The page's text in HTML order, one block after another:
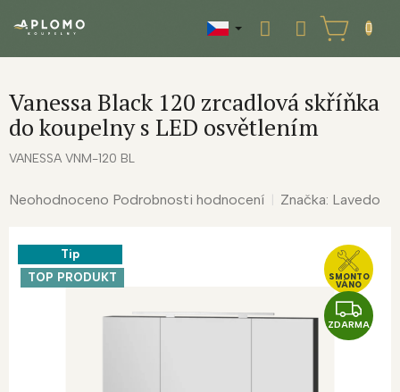
NÁKUPNÍ
KOŠÍK
Vanessa Black 120 zrcadlová skříňka
do koupelny s LED osvětlením
VANESSA VNM-120 BL
Průměrné
0,0
Neohodnoceno Podrobnosti hodnocení Značka: Lavedo
Z
D
ZDARMA
SMONTO
VÁNO
Tip
TOP PRODUKT